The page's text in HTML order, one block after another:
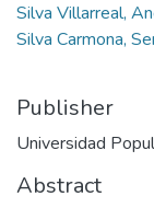
Silva Villarreal,
Silva Carmona,
Publisher
Universidad
Abstract